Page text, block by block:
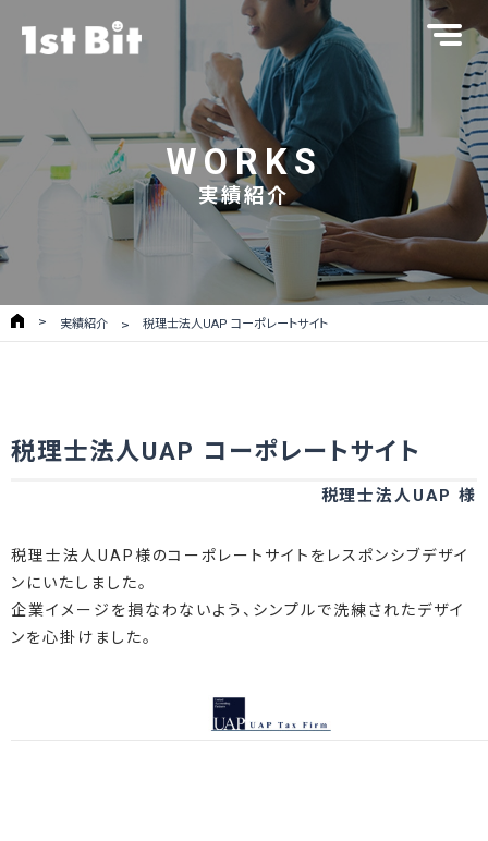
WORKS
実績紹介
実績紹介 税理士法人UAP コーポレートサイト
税理士法人UAP コーポレートサイト
税理士法人UAP 様
税理士法人UAP様のコーポレートサイトをレスポンシブデザイ
ンにいたしました。
企業イメージを損なわないよう、シンプルで洗練されたデザイ
ンを心掛けました。